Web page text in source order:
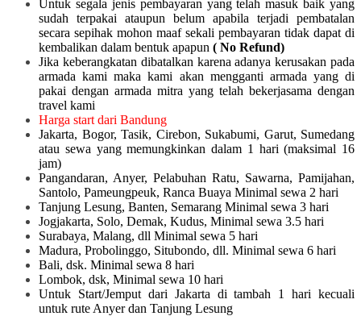
Untuk segala jenis pembayaran yang telah masuk baik yang
sudah terpakai ataupun belum apabila terjadi pembatalan
secara sepihak mohon maaf sekali pembayaran tidak dapat di
kembalikan dalam bentuk apapun ( No Refund)
Jika keberangkatan dibatalkan karena adanya kerusakan pada
armada kami maka kami akan mengganti armada yang di
pakai dengan armada mitra yang telah bekerjasama dengan
travel kami
Harga start dari Bandung
Jakarta, Bogor, Tasik, Cirebon, Sukabumi, Garut, Sumedang
atau sewa yang memungkinkan dalam 1 hari (maksimal 16
jam)
Pangandaran, Anyer, Pelabuhan Ratu, Sawarna, Pamijahan,
Santolo, Pameungpeuk, Ranca Buaya Minimal sewa 2 hari
Tanjung Lesung, Banten, Semarang Minimal sewa 3 hari
Jogjakarta, Solo, Demak, Kudus, Minimal sewa 3.5 hari
Surabaya, Malang, dll Minimal sewa 5 hari
Madura, Probolinggo, Situbondo, dll. Minimal sewa 6 hari
Bali, dsk. Minimal sewa 8 hari
Lombok, dsk, Minimal sewa 10 hari
Untuk Start/Jemput dari Jakarta di tambah 1 hari kecuali
untuk rute Anyer dan Tanjung Lesung